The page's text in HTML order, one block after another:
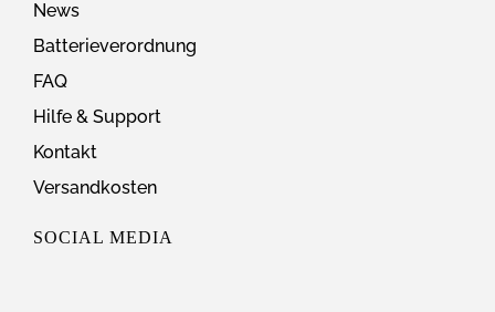
News
Batterieverordnung
FAQ
Hilfe & Support
Kontakt
Versandkosten
SOCIAL MEDIA